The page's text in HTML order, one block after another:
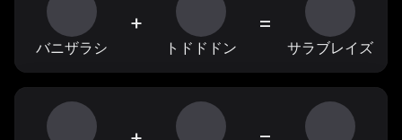
バニザラシ
+
トドドドン
=
サラブレイズ